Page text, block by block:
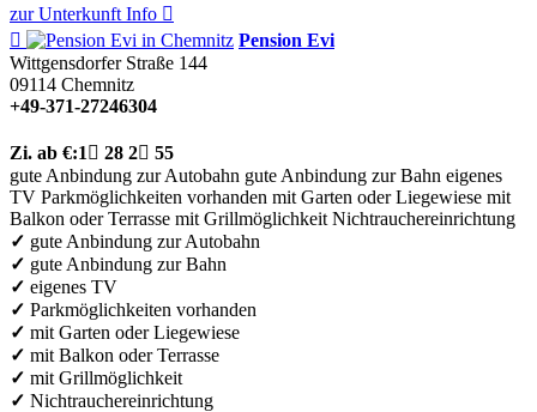
zur Unterkunft Info 

Pension Evi
Wittgensdorfer Straße 144
09114 Chemnitz
+49-371-27246304
Zi. ab €:1  28 2 55
gute Anbindung zur Autobahn gute Anbindung zur Bahn eigenes
TV Parkmöglichkeiten vorhanden mit Garten oder Liegewiese mit
Balkon oder Terrasse mit Grillmöglichkeit Nichtrauchereinrichtung
✓ gute Anbindung zur Autobahn
✓ gute Anbindung zur Bahn
✓ eigenes TV
✓ Parkmöglichkeiten vorhanden
✓ mit Garten oder Liegewiese
✓ mit Balkon oder Terrasse
✓ mit Grillmöglichkeit
✓ Nichtrauchereinrichtung